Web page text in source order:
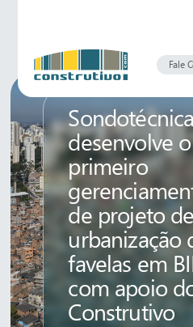
Fale
desenvolve o
primeiro
de projeto de
urbanização
favelas em
com apoio
Construtivo